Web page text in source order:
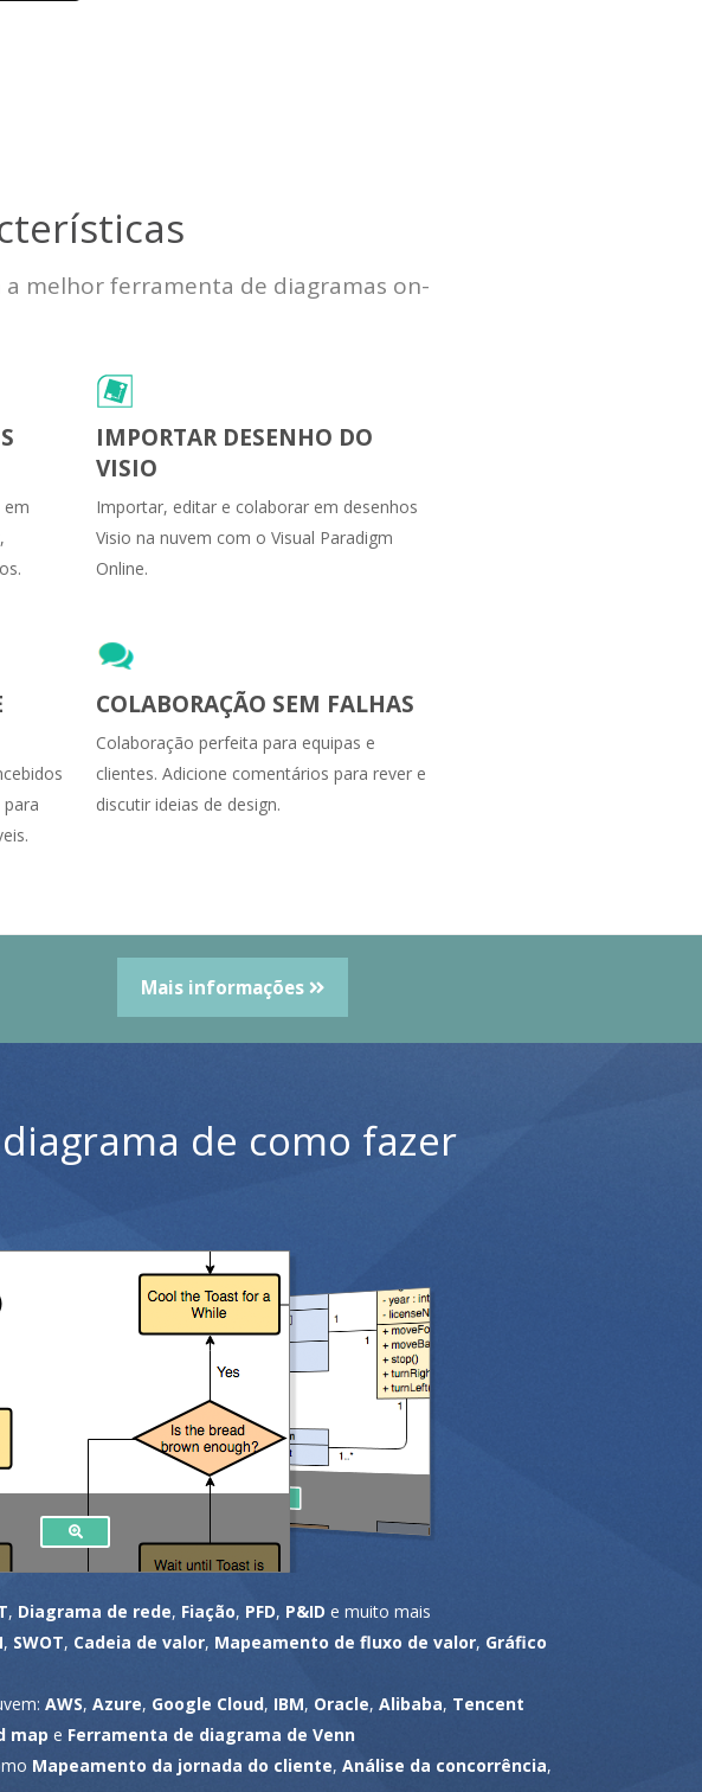
melhor ferramenta de diagramas on-
em
IMPORTAR DESENHO DO
VISIO
Importar, editar e colaborar em desenhos
Visio na nuvem com o Visual Paradigm
Online.
COLABORAÇÃO SEM FALHAS
Colaboração perfeita para equipas e
clientes. Adicione comentários para rever e
discutir ideias de design.
Mais informações
de como fazer
, Diagrama de rede, Fiação, PFD, P&ID e muito mais
, SWOT, Cadeia de valor, Mapeamento de fluxo de valor, Gráfico
AWS, Azure, Google Cloud, IBM, Oracle, Alibaba, Tencent
map e Ferramenta de diagrama de Venn
Mapeamento da jornada do cliente, Análise da concorrência,